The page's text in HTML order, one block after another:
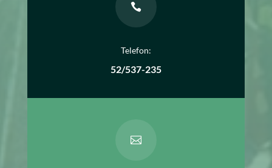

Telefon:
52/537-235
